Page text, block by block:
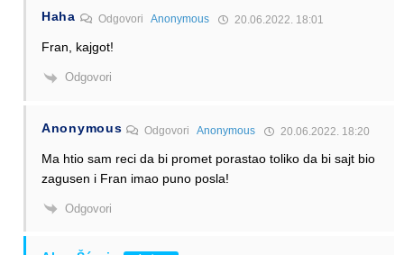
Haha Odgovori Anonymous 20.06.2022. 18:01
Fran, kajgot!
Odgovori
Anonymous OdgovoriAnonymous 20.06.2022. 18:20
Ma htio sam reci da bi promet porastao toliko da bi sajt bio
zagusen i Fran imao puno posla!
Odgovori